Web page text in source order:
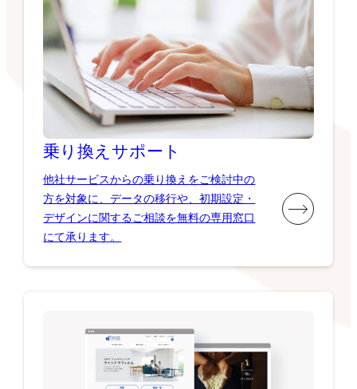
乗り換え サポート
他社サービスからの乗り換えをご検討中の
方を対象に、データの移行や、初期設定・
デザインに関するご相談を無料の専用窓口
にて承ります。